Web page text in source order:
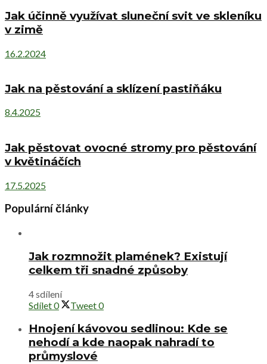
Jak účinně využívat sluneční svit ve skleníku
v zimě
16.2.2024
Jak na pěstování a sklízení pastiňáku
8.4.2025
Jak pěstovat ovocné stromy pro pěstování
v květináčích
17.5.2025
Populární články
Jak rozmnožit plamének? Existují
celkem tři snadné způsoby
4 sdílení
Sdílet0 Tweet0
Hnojení kávovou sedlinou: Kde se
nehodí a kde naopak nahradí to
průmyslové